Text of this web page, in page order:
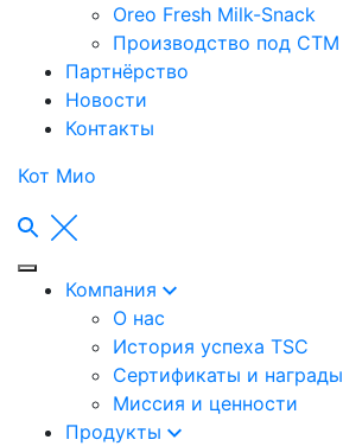
Oreo Fresh Milk-Snack
Производство под СТМ
Партнёрство
Новости
Контакты
Кот Мио
Компания
О нас
История успеха TSC
Сертификаты и награды
Миссия и ценности
Продукты